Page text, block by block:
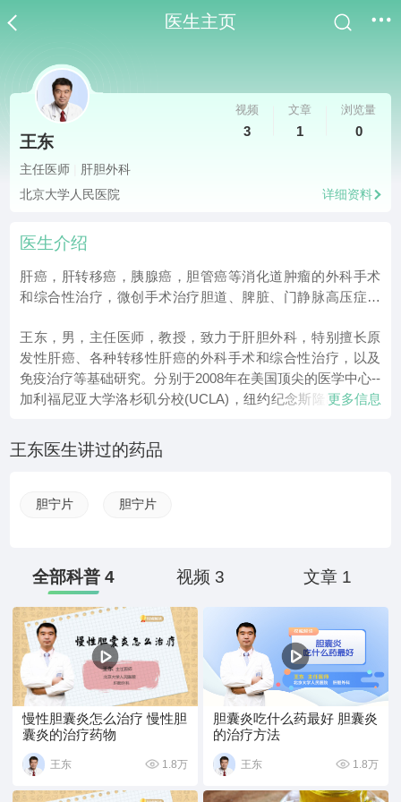
医生主页
王东
主任医师
肝胆外科
北京大学人民医院
详细资料
视频
3
文章
1
浏览量
0
医生介绍
肝癌，肝转移癌，胰腺癌，胆管癌等消化道肿瘤的外科手术
和综合性治疗，微创手术治疗胆道、脾脏、门静脉高压症、
王东，男，主任医师，教授，致力于肝胆外科，特别擅长原
发性肝癌、各种转移性肝癌的外科手术和综合性治疗，以及
免疫治疗等基础研究。分别于2008年在美国顶尖的医学中心--
加利福尼亚大学洛杉矶分校(UCLA)，纽约纪念斯隆凯瑟琳癌
流，现为北京大学医学博士，硕士研究生导师，北京大学优
秀教师，国际肝癌协会(ILCA)会员。自1992年进入外科领
道肿瘤治疗领域经验丰富，手术技术精湛，尤其擅长腹腔镜
疗效果，延长生存期，提高生活质量，部分肝癌患者得到治
愈，健康生存超过15年。
更多信息
王东医生讲过的药品
胆宁片 胆宁片
全部科普 4 视频 3 文章 1
慢性胆囊炎怎么治疗 慢性胆
囊炎的治疗药物
王东 1.8万
胆囊炎吃什么药最好 胆囊炎
的治疗方法
王东 1.8万